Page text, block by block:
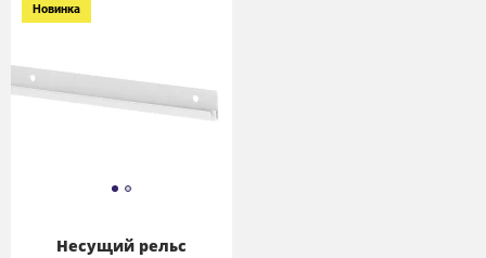
Новинка
Несущий рельс